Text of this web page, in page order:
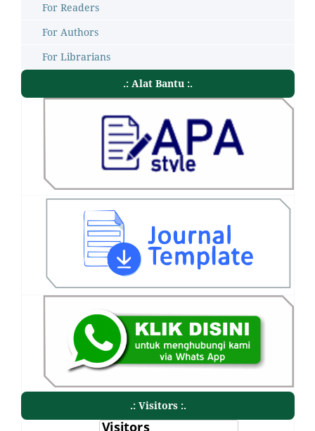
For Readers
For Authors
For Librarians
.: Alat Bantu :.
.: Visitors :.